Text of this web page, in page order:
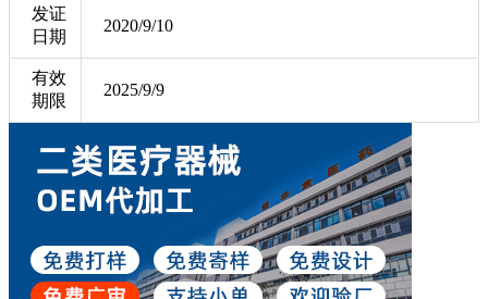
发证
日期
2020/9/10
有效
期限
2025/9/9